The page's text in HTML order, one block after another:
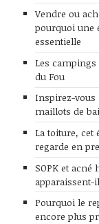
Vendre ou
pourquoi une
essentielle
Les
du Fou
Inspirez-vous
maillots de
La toiture, cet
regarde en
SOPK et
apparaissent-
Pourquoi le
encore plus